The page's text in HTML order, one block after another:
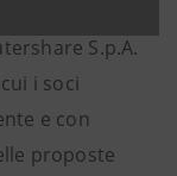
S.p.A.
i soci
e con
proposte